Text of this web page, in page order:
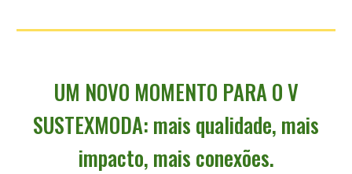
UM NOVO MOMENTO PARA O V
SUSTEXMODA: mais qualidade, mais
impacto, mais conexões.